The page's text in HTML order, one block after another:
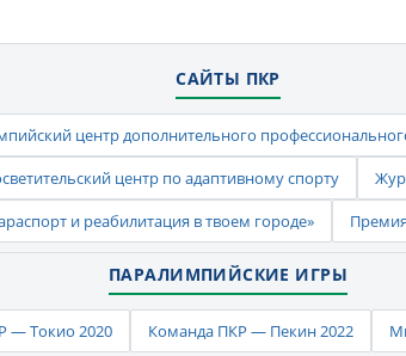
САЙТЫ ПКР
центр дополнительного
центр по адаптивному спорту
и реабилитация в твоем городе»
ПАРАЛИМПИЙСКИЕ ИГРЫ
— Токио 2020 Команда ПКР — Пекин 2022